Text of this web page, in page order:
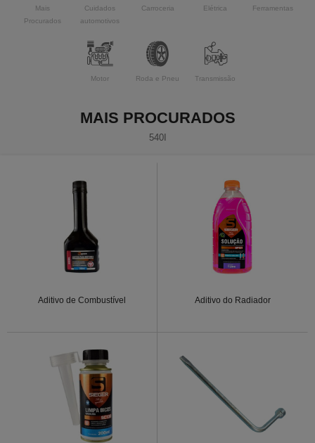
Mais
Procurados
Cuidados
automotivos
Carroceria Elétrica Ferramentas
Motor Roda e Pneu Transmissão
MAIS PROCURADOS
540I
Aditivo de Combustível Aditivo do Radiador